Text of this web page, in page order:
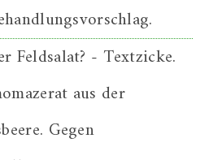
Feldsalat? - Textzicke.
aus der
Gegen